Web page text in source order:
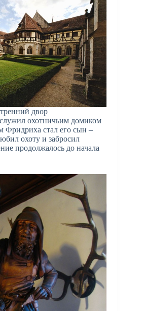
двор
охотничьим домиком
Фридриха стал его сын –
охоту и забросил
продолжалось до начала